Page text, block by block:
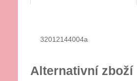
32012144004a
Alternativní zboží